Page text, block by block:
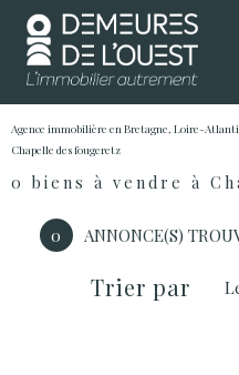
Agence immobilière en Bretagne, Loire-
Chapelle des fougeretz
0 biens à vendre à
0 ANNONCE(S)
Trier par